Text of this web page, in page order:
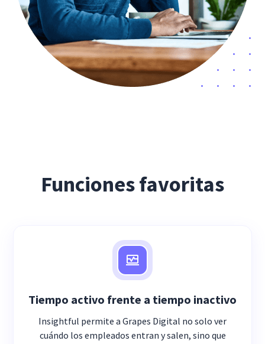
Funciones favoritas
Tiempo activo frente a tiempo inactivo
Insightful permite a Grapes Digital no solo ver
cuándo los empleados entran y salen, sino que